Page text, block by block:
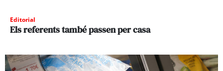
Editorial
Els referents també passen per casa